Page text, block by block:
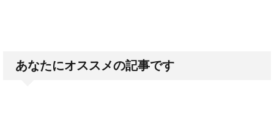
あなたにオススメの記事です